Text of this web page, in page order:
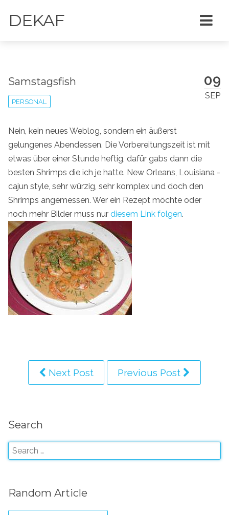
DEKAF
09
SEP
Samstagsfish
PERSONAL
Nein, kein neues Weblog, sondern ein äußerst
gelungenes Abendessen. Die Vorbereitungszeit ist mit
etwas über einer Stunde heftig, dafür gabs dann die
besten Shrimps die ich je hatte. New Orleans, Louisiana -
cajun style, sehr würzig, sehr komplex und doch den
Shrimps angemessen. Wer ein Rezept möchte oder
noch mehr Bilder muss nur diesem Link folgen.
Next Post Previous Post
Search
Random Article